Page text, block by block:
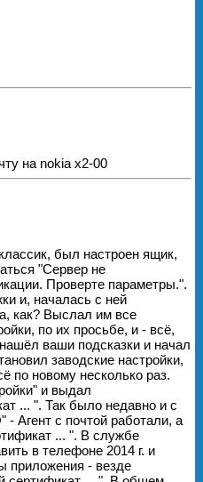
на nokia x2-00
был настроен ящик,
"Сервер не
Проверте параметры.".
и, началась с ней
как? Выслал им все
по их просьбе, и - всё,
ваши подсказки и начал
заводские настройки,
по новому несколько раз.
и выдал
... ". Так было недавно и с
- Агент с почтой работали, а
... ". В службе
в телефоне 2014 г. и
приложения - везде